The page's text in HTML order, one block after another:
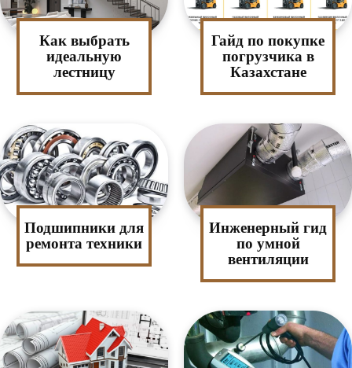
Как выбрать
идеальную
лестницу
Гайд по покупке
погрузчика в
Казахстане
Подшипники для
ремонта техники
Инженерный гид
по умной
вентиляции